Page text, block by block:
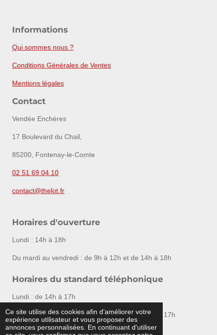
Ce site utilise des cookies afin d’améliorer votre
expérience utilisateur et vous proposer des
annonces personnalisées. En continuant d'utiliser
Informations
Qui sommes nous ?
Conditions Générales de Ventes
Mentions légales
Contact
Vendée Enchères
17 Boulevard du Chail,
85200, Fontenay-le-Comte
02 51 69 04 10
contact@thelot.fr
Horaires d'ouverture
Lundi : 14h à 18h
Du mardi au vendredi : de 9h à 12h et de 14h à 18h
Horaires du standard téléphonique
Lundi : de 14h à 17h
Du mardi au vendredi : de 10h à 12h et de 14h à 17h